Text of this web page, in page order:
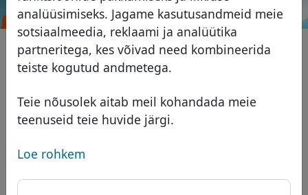
analüüsimiseks. Jagame kasutusandmeid meie
sotsiaalmeedia, reklaami ja analüütika
partneritega, kes võivad need kombineerida
teiste kogutud andmetega.
Teie nõusolek aitab meil kohandada meie
teenuseid teie huvide järgi.
Loe rohkem
Domeenid
Domeeni andmebaas
Aafrika domeenid
Aasia domeenid
Euroopa domeenid
Lähis-Ida domeenid
Põhja-Ameerika domeenid
Hinnakiri
Soodustused
Üleandmine
Otsi
Teenused
ID Protect
DNS majutus
WHOIS
Italiano
Português
Română
.com.de Otsi